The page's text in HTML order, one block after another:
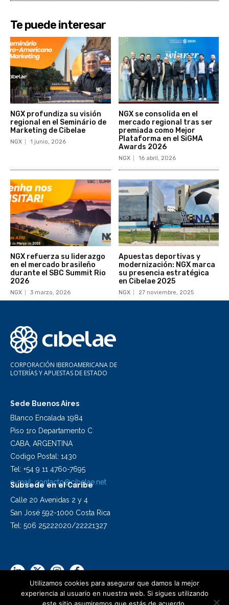
Te puede interesar
NGX profundiza su visión
regional en el Seminário de
Marketing de Cibelae
NGX 1 junio, 2026
NGX se consolida en el
mercado regional tras ser
premiada como Mejor
Plataforma en el SiGMA
Awards 2026
NGX 16 abril, 2026
NGX refuerza su liderazgo
en el mercado brasileño
durante el SBC Summit Rio
2026
NGX 3 marzo, 2026
Apuestas deportivas y
modernización: NGX marca
su presencia estratégica
en Cibelae 2025
NGX 27 noviembre, 2025
CORPORACIÓN IBEROAMERICANA DE
LOTERÍAS Y APUESTAS DE ESTADO
Sede Buenos Aires
Blanco Encalada 1984
Piso 1ro Departamento C
CABA, ARGENTINA
Codigo Postal: 1430
Tel: +54 9 11 4760-7695
e-mail: contacto@cibelae.net
Subsede en el Caribe
Calle 20 Avenidas 2 y 4
San José 592-1000 Costa Rica
Tel: 506 25222020/22221327
Utilizamos cookies para asegurar que damos la mejor
experiencia al usuario en nuestra web. Si sigues utilizando